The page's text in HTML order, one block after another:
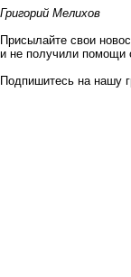
Григорий Мелихов
Присылайте свои
и не получили помощи
Подпишитесь на нашу